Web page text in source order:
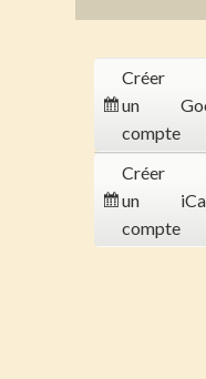
Créer
un
compte
Créer
un
compte